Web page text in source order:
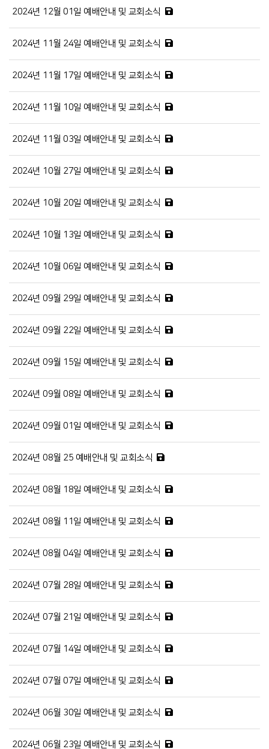
2024년 12월 01일 예배안내 및 교회소식
2024년 11월 24일 예배안내 및 교회소식
2024년 11월 17일 예배안내 및 교회소식
2024년 11월 10일 예배안내 및 교회소식
2024년 11월 03일 예배안내 및 교회소식
2024년 10월 27일 예배안내 및 교회소식
2024년 10월 20일 예배안내 및 교회소식
2024년 10월 13일 예배안내 및 교회소식
2024년 10월 06일 예배안내 및 교회소식
2024년 09월 29일 예배안내 및 교회소식
2024년 09월 22일 예배안내 및 교회소식
2024년 09월 15일 예배안내 및 교회소식
2024년 09월 08일 예배안내 및 교회소식
2024년 09월 01일 예배안내 및 교회소식
2024년 08월 25 예배안내 및 교회소식
2024년 08월 18일 예배안내 및 교회소식
2024년 08월 11일 예배안내 및 교회소식
2024년 08월 04일 예배안내 및 교회소식
2024년 07월 28일 예배안내 및 교회소식
2024년 07월 21일 예배안내 및 교회소식
2024년 07월 14일 예배안내 및 교회소식
2024년 07월 07일 예배안내 및 교회소식
2024년 06월 30일 예배안내 및 교회소식
2024년 06월 23일 예배안내 및 교회소식